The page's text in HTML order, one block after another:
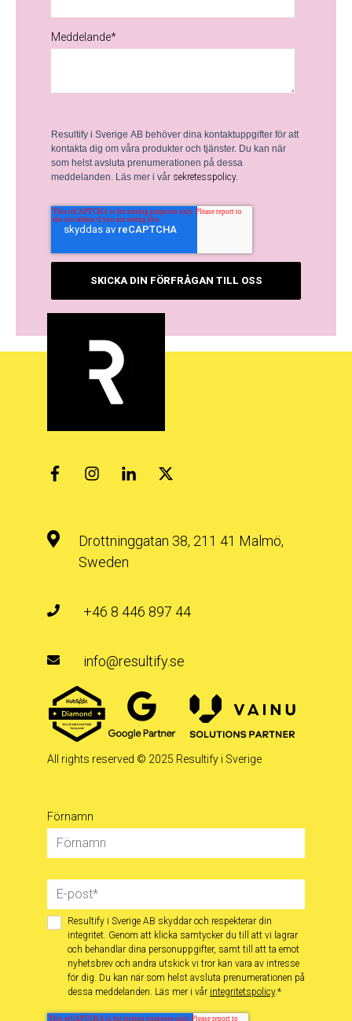
Meddelande*
Resultify i Sverige AB behöver dina kontaktuppgifter för att
kontakta dig om våra produkter och tjänster. Du kan när
som helst avsluta prenumerationen på dessa
meddelanden. Läs mer i vår sekretesspolicy.
Drottninggatan 38, 211 41 Malmö,
Sweden
+46 8 446 897 44
info@resultify.se
All rights reserved © 2025 Resultify i Sverige
Förnamn
Resultify i Sverige AB skyddar och respekterar din
integritet. Genom att klicka samtycker du till att vi lagrar
och behandlar dina personuppgifter, samt till att ta emot
nyhetsbrev och andra utskick vi tror kan vara av intresse
för dig. Du kan när som helst avsluta prenumerationen på
dessa meddelanden. Läs mer i vår integritetspolicy.*